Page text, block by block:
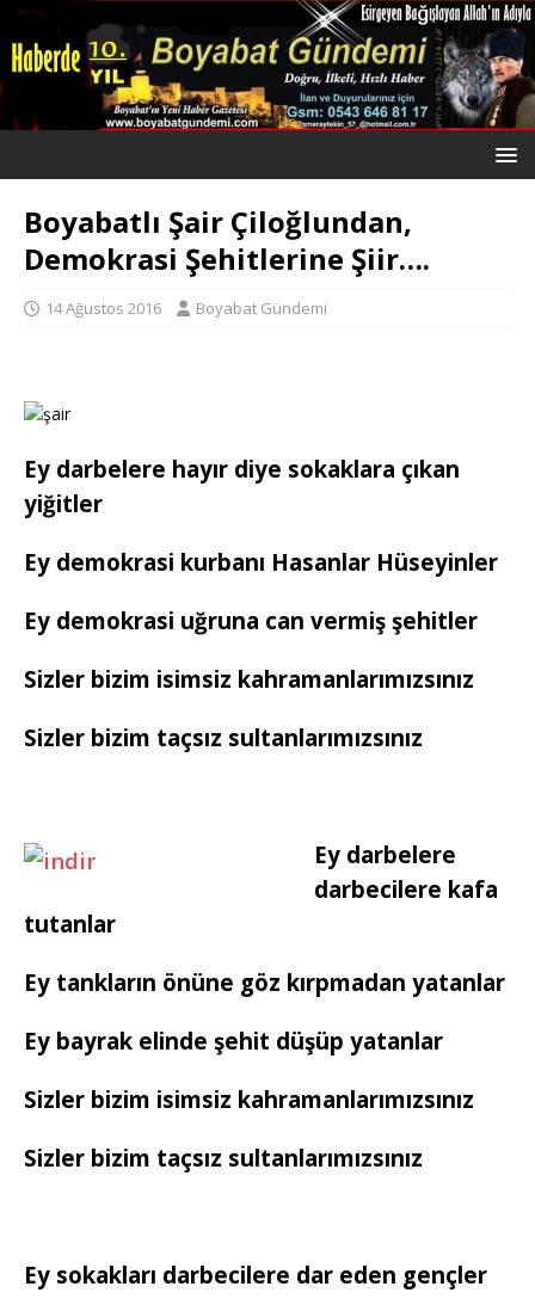
Boyabatlı Şair Çiloğlundan,
Demokrasi Şehitlerine Şiir….
14 Ağustos 2016 Boyabat Gündemi
Ey darbelere hayır diye sokaklara çıkan
yiğitler
Ey demokrasi kurbanı Hasanlar Hüseyinler
Ey demokrasi uğruna can vermiş şehitler
Sizler bizim isimsiz kahramanlarımızsınız
Sizler bizim taçsız sultanlarımızsınız
Ey darbelere
darbecilere kafa
tutanlar
Ey tankların önüne göz kırpmadan yatanlar
Ey bayrak elinde şehit düşüp yatanlar
Sizler bizim isimsiz kahramanlarımızsınız
Sizler bizim taçsız sultanlarımızsınız
Ey sokakları darbecilere dar eden gençler